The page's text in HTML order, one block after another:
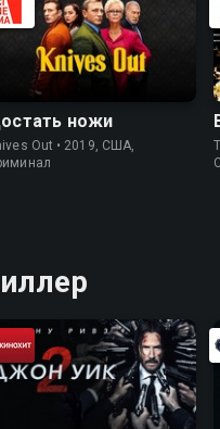
ножи
Out • 2019, США,